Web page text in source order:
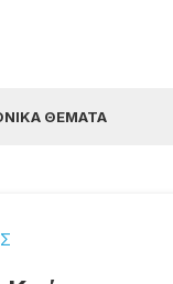
ΘΈΜΑΤΑ